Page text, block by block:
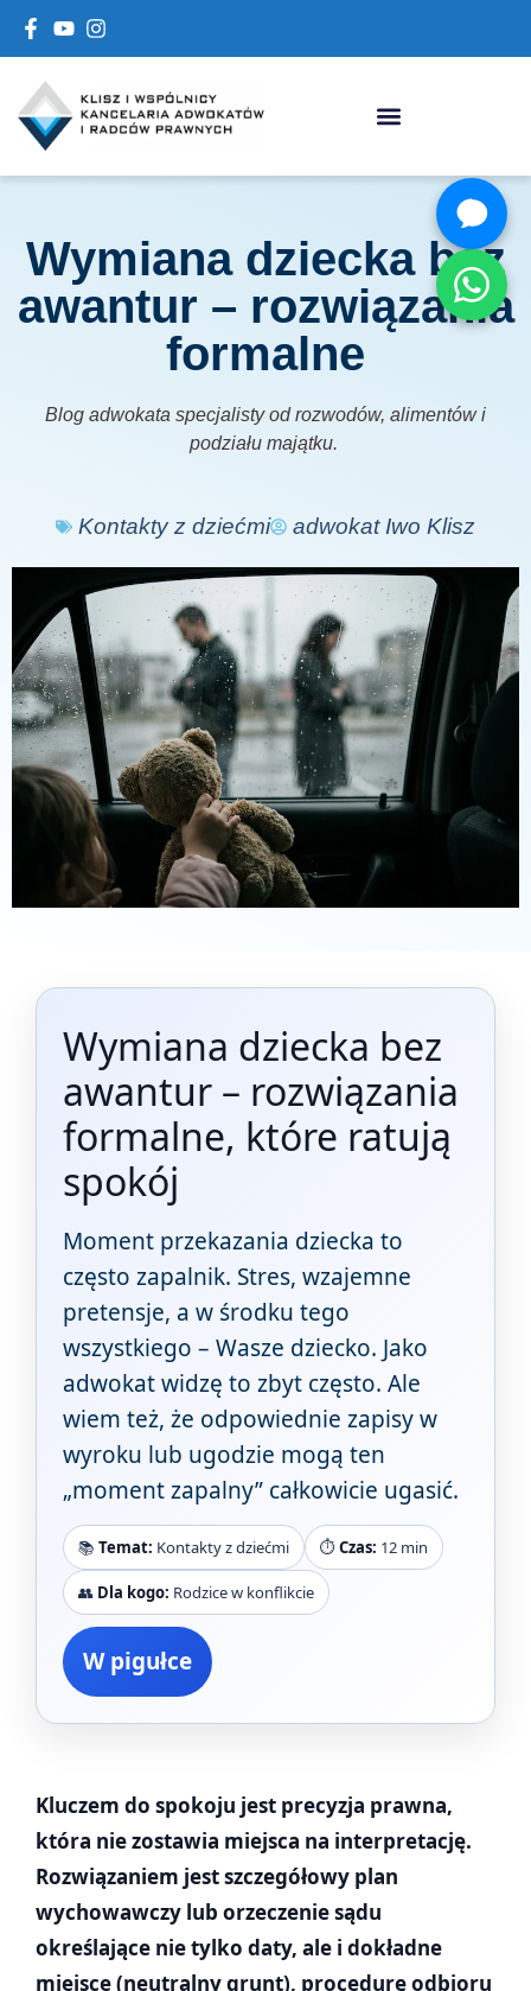
Wymiana dziecka bez
awantur – rozwiązania
formalne
Blog adwokata specjalisty od rozwodów, alimentów i
podziału majątku.
Kontakty z dziećmi adwokat Iwo Klisz
Wymiana dziecka bez
awantur – rozwiązania
formalne, które ratują
spokój
Moment przekazania dziecka to
często zapalnik. Stres, wzajemne
pretensje, a w środku tego
wszystkiego – Wasze dziecko. Jako
adwokat widzę to zbyt często. Ale
wiem też, że odpowiednie zapisy w
wyroku lub ugodzie mogą ten
„moment zapalny” całkowicie ugasić.
📚Temat: Kontakty z dziećmi ⏱️ Czas: 12 min
👥 Dla kogo: Rodzice w konflikcie
W pigułce
Kluczem do spokoju jest precyzja prawna,
która nie zostawia miejsca na interpretację.
Rozwiązaniem jest szczegółowy plan
wychowawczy lub orzeczenie sądu
określające nie tylko daty, ale i dokładne
miejsce (neutralny grunt), procedurę odbioru